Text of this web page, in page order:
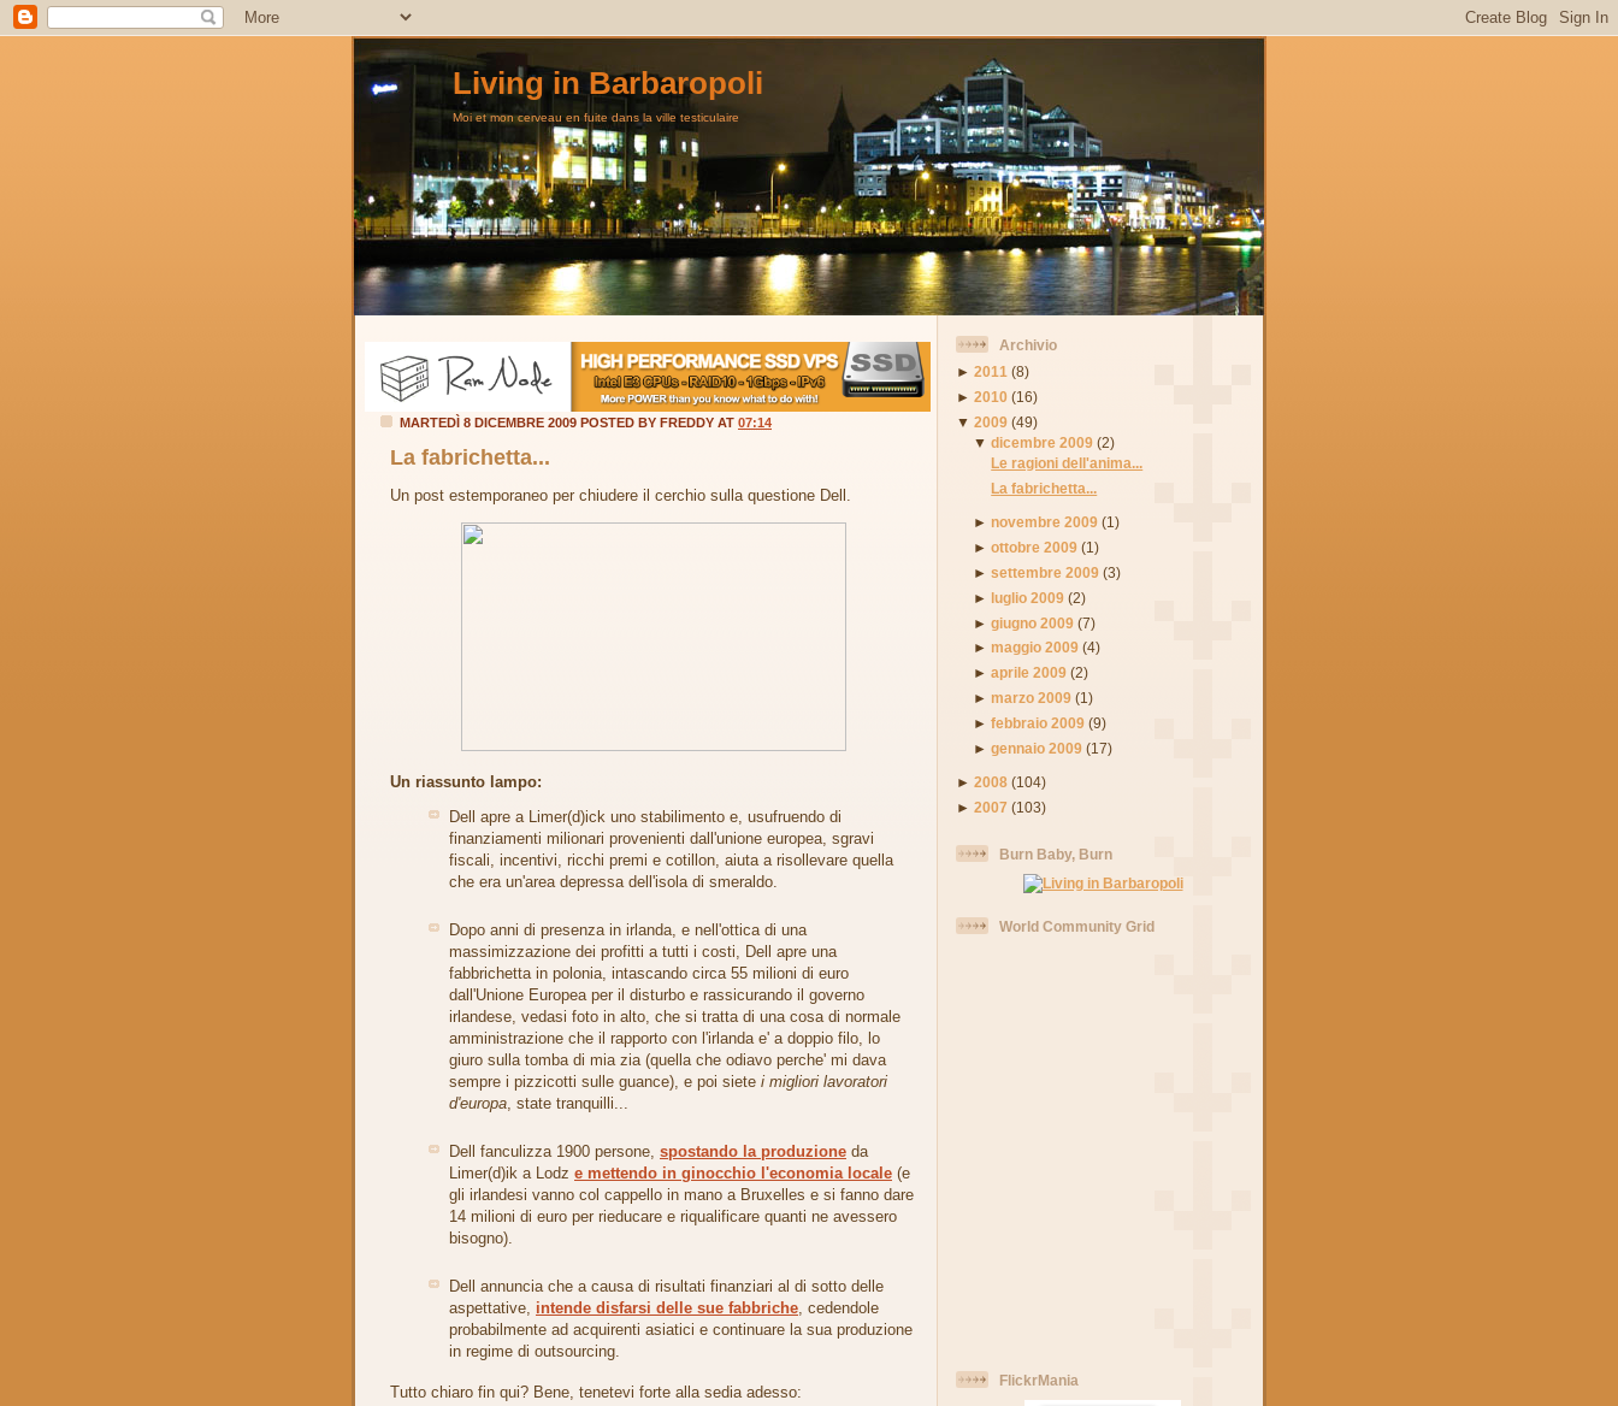
Living in Barbaropoli
Moi et mon cerveau en fuite dans la ville testiculaire
MARTEDÌ 8 DICEMBRE 2009 POSTED BY FREDDY AT 07:14
La fabrichetta...
Un post estemporaneo per chiudere il cerchio sulla questione Dell.
Un riassunto lampo:
Dell apre a Limer(d)ick uno stabilimento e, usufruendo di
finanziamenti milionari provenienti dall'unione europea, sgravi
fiscali, incentivi, ricchi premi e cotillon, aiuta a risollevare quella
che era un'area depressa dell'isola di smeraldo.
Dopo anni di presenza in irlanda, e nell'ottica di una
massimizzazione dei profitti a tutti i costi, Dell apre una
fabbrichetta in polonia, intascando circa 55 milioni di euro
dall'Unione Europea per il disturbo e rassicurando il governo
irlandese, vedasi foto in alto, che si tratta di una cosa di normale
amministrazione che il rapporto con l'irlanda e' a doppio filo, lo
giuro sulla tomba di mia zia (quella che odiavo perche' mi dava
sempre i pizzicotti sulle guance), e poi siete i migliori lavoratori
d'europa, state tranquilli...
Dell fanculizza 1900 persone, spostando la produzione da
Limer(d)ik a Lodz e mettendo in ginocchio l'economia locale (e
gli irlandesi vanno col cappello in mano a Bruxelles e si fanno dare
14 milioni di euro per rieducare e riqualificare quanti ne avessero
bisogno).
Dell annuncia che a causa di risultati finanziari al di sotto delle
aspettative, intende disfarsi delle sue fabbriche, cedendole
probabilmente ad acquirenti asiatici e continuare la sua produzione
in regime di outsourcing.
Tutto chiaro fin qui? Bene, tenetevi forte alla sedia adesso:
Archivio
► 2011 (8)
► 2010 (16)
▼ 2009 (49)
▼dicembre 2009 (2)
Le ragioni dell'anima...
La fabrichetta...
►novembre 2009 (1)
►ottobre 2009 (1)
►settembre 2009 (3)
► luglio 2009 (2)
►giugno 2009 (7)
►maggio 2009 (4)
►aprile 2009 (2)
►marzo 2009 (1)
►febbraio 2009 (9)
►gennaio 2009 (17)
► 2008 (104)
► 2007 (103)
Burn Baby, Burn
World Community Grid
FlickrMania